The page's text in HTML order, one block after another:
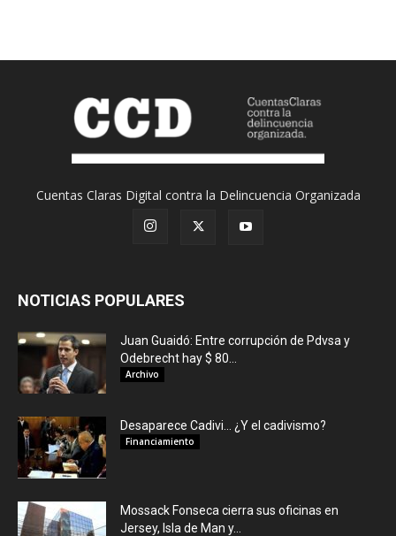
Cuentas Claras Digital contra la Delincuencia Organizada
NOTICIAS POPULARES
Juan Guaidó: Entre corrupción de Pdvsa y
Odebrecht hay $ 80...
Archivo
Desaparece Cadivi… ¿Y el cadivismo?
Financiamiento
Mossack Fonseca cierra sus oficinas en
Jersey, Isla de Man y...